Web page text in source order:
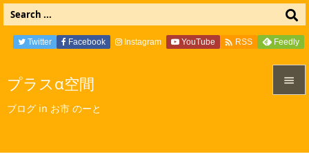
プラスα空間
ブログ in お市 のーと

Twitter Facebook Instagram YouTube  RSS Feedly